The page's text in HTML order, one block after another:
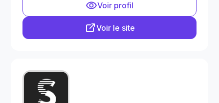
Voir profil
Voir le site